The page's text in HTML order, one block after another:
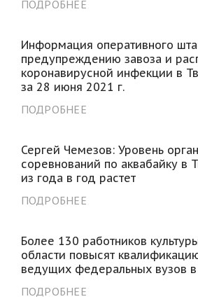
ПОДРОБНЕЕ
Информация оперативного
предупреждению завоза и
коронавирусной инфекции в
за 28 июня 2021 г.
ПОДРОБНЕЕ
Сергей Чемезов: Уровень
соревнований по аквабайку в
из года в год растет
ПОДРОБНЕЕ
Более 130 работников
области повысят
ведущих федеральных вузов
ПОДРОБНЕЕ